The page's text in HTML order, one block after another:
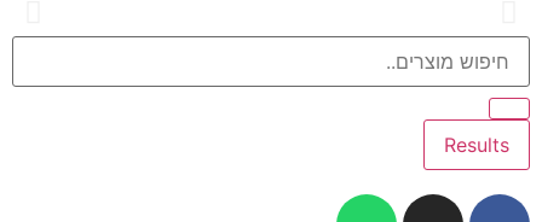
זמן אספקה 1-3 ימי עסקים
Results